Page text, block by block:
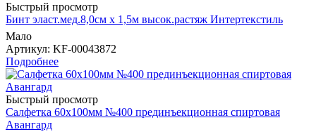
Быстрый просмотр
Бинт эласт.мед.8,0см х 1,5м высок.растяж Интертекстиль
Мало
Артикул: KF-00043872
Подробнее
Быстрый просмотр
Салфетка 60х100мм №400 прединъекционная спиртовая
Авангард